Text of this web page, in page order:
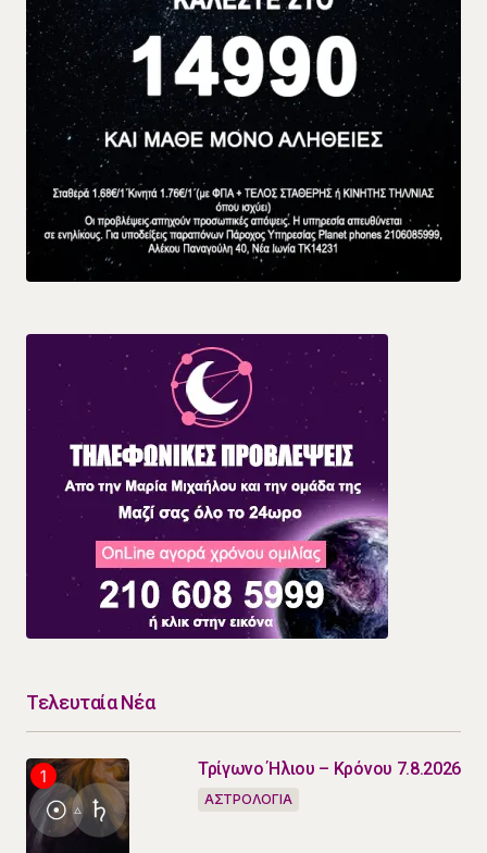
Τελευταία Νέα
Τρίγωνο Ήλιου – Κρόνου 7.8.2026
ΑΣΤΡΟΛΟΓΙΑ